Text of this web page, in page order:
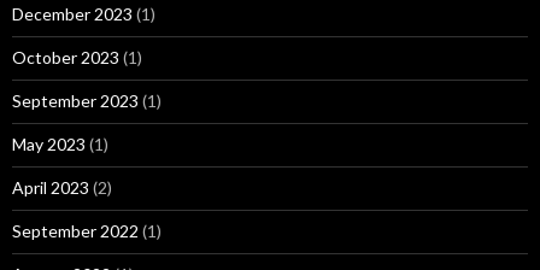
December 2023 (1)
October 2023 (1)
September 2023 (1)
May 2023 (1)
April 2023 (2)
September 2022 (1)